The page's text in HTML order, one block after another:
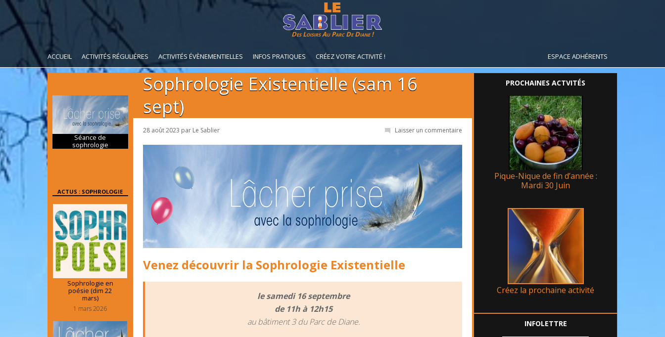
Des Loisirs Au Parc De Diane !
ACCUEIL ACTIVITÉS RÉGULIÈRES ACTIVITÉS ÉVÈNEMENTIELLES INFOS PRATIQUES CRÉEZ VOTRE ACTIVITÉ ! ESPACE ADHÉRENTS
Sophrologie Existentielle (sam 16
sept)
28 août 2023 par Le Sablier Laisser un commentaire
Venez découvrir la Sophrologie Existentielle
le samedi 16 septembre
de 11h à 12h15
au bâtiment 3 du Parc de Diane.
PROCHAINES ACTVITÉS
Pique-Nique de fin d’année :
Mardi 30 Juin
Créez la prochaine activité
INFOLETTRE
Séance de
sophrologie
ACTUS : SOPHROLOGIE
Sophrologie en
poésie (dim 22
mars)
1 mars 2026